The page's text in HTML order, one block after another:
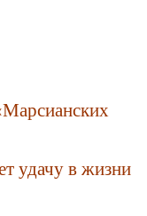
удачу в жизни